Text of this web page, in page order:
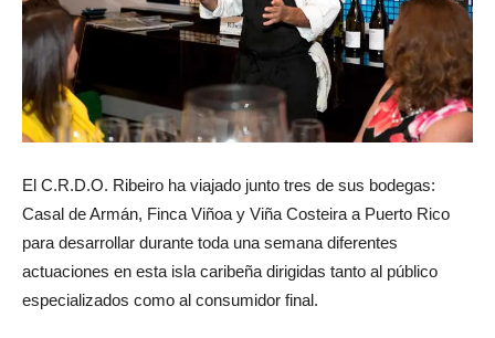
El C.R.D.O. Ribeiro ha viajado junto tres de sus bodegas:
Casal de Armán, Finca Viñoa y Viña Costeira a Puerto Rico
para desarrollar durante toda una semana diferentes
actuaciones en esta isla caribeña dirigidas tanto al público
especializados como al consumidor final.